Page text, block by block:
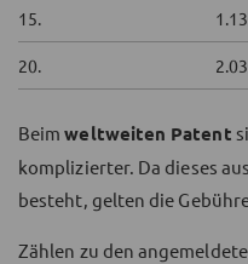
15.
20.
Beimweltweiten Patent
komplizierter. Da dieses
besteht, gelten die
Zählen zu den